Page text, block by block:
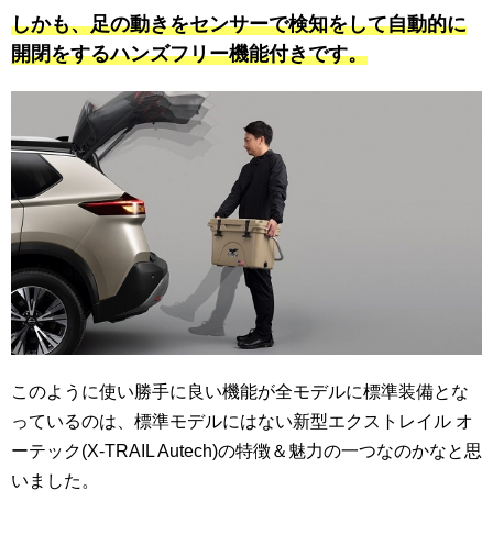
しかも、足の動きをセンサーで検知をして自動的に
開閉をするハンズフリー機能付きです。
このように使い勝手に良い機能が全モデルに標準装備とな
っているのは、標準モデルにはない新型エクストレイル オ
ーテック(X-TRAIL Autech)の特徴＆魅力の一つなのかなと思
いました。